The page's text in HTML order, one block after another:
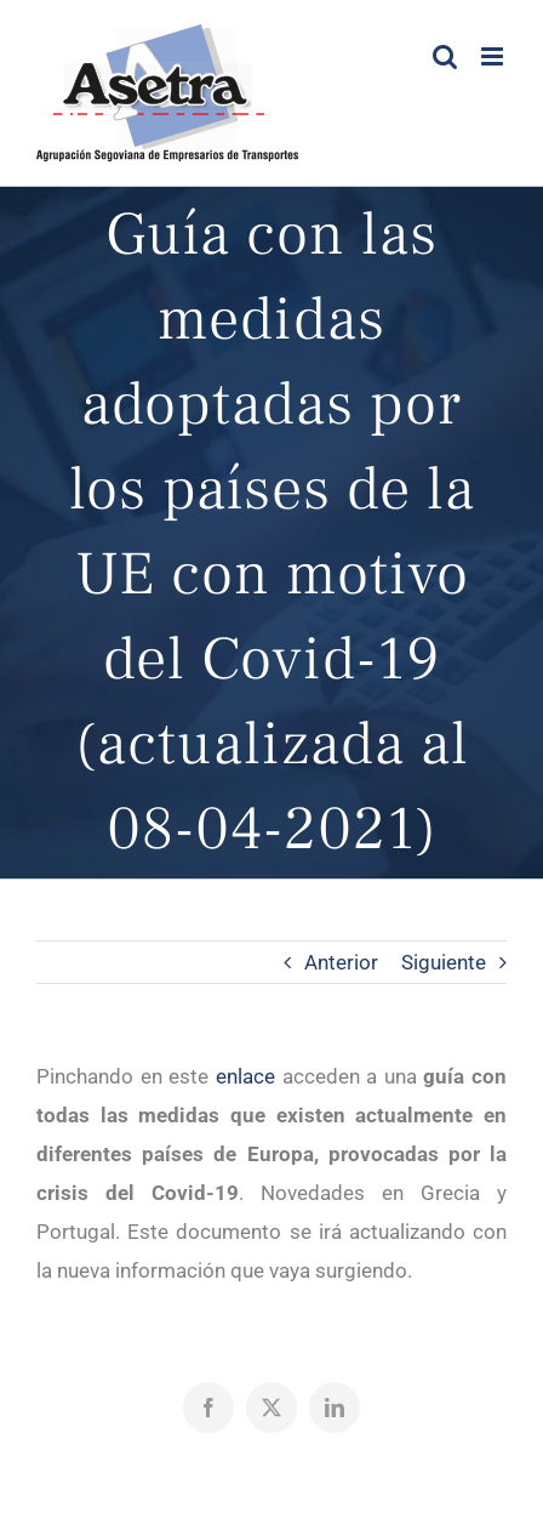
contenido
Guía con las
medidas
adoptadas por
los países de la
UE con motivo
del Covid-19
(actualizada al
08-04-2021)
Anterior Siguiente
Pinchando en este enlaceacceden a unaguía con
todas las medidas que existen actualmente en
diferentes países de Europa, provocadas por la
crisis del Covid-19. Novedades en Grecia y
Portugal. Este documento se irá actualizando con
la nueva información que vaya surgiendo.
Facebook
X LinkedIn